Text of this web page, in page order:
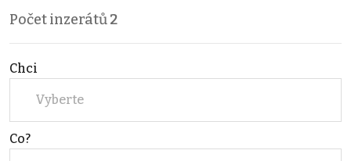
Počet inzerátů2
Chci
Vyberte
Co?